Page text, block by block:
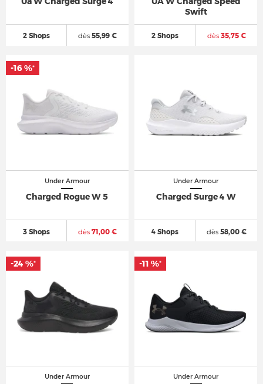
2 Shops dès 55,99 €
Swift
2 Shops dès35,75 €
Under Armour
Charged Rogue W 5
3 Shops dès 71,00 €
-16 %*
-16 %*
Under Armour
Charged Surge 4 W
4 Shops dès58,00 €
Under Armour
-24 %*
-24 %*
Under Armour
-11 %*
-11 %*